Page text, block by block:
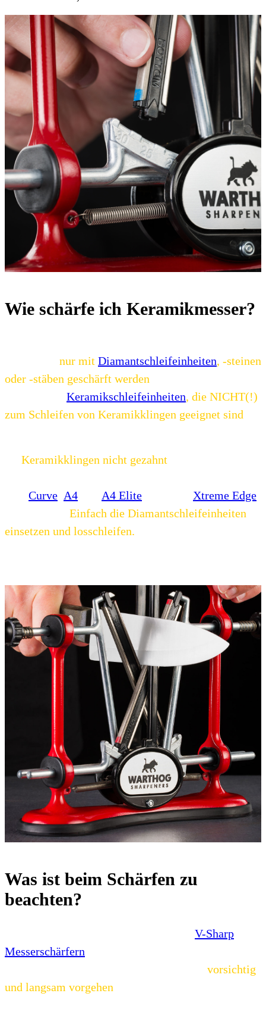
Wie schärfe ich Keramikmesser?
nur mit Diamantschleifeinheiten, -steinen
oder -stäben geschärft werden
Keramikschleifeinheiten, die NICHT(!)
zum Schleifen von Keramikklingen geeignet sind
Keramikklingen nicht gezahnt
Curve A4 A4 Elite
Xtreme Edge
Einfach die Diamantschleifeinheiten
einsetzen und losschleifen.
Was ist beim Schärfen zu
beachten?
V-Sharp
Messerschärfern
vorsichtig
und langsam vorgehen